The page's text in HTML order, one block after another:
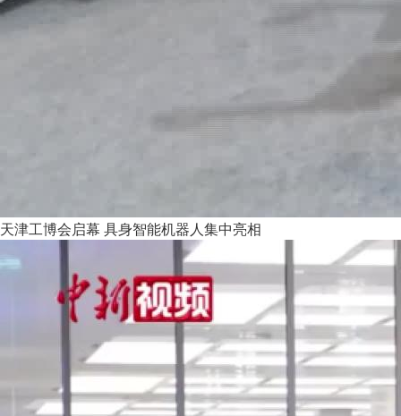
天津工博会启幕 具身智能机器人集中亮相